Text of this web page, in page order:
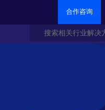
合作咨询